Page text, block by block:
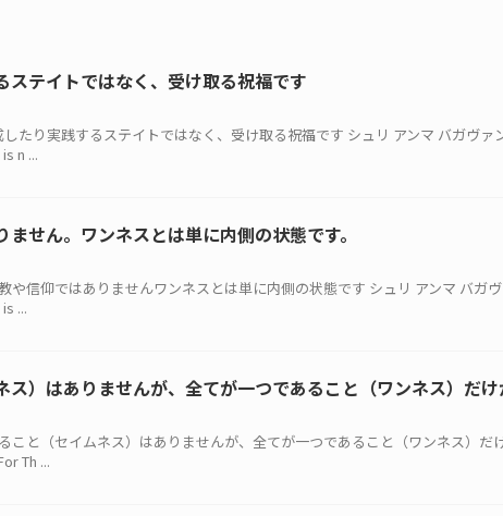
ステイトではなく、受け取る祝福です
たり実践するステイトではなく、受け取る祝福です シュリ アンマ バガヴァ
n ...
せん。ワンネスとは単に内側の状態です。
や信仰ではありませんワンネスとは単に内側の状態です シュリ アンマ バガ
...
）はありませんが、全てが一つであること（ワンネス）だけ
こと（セイムネス）はありませんが、全てが一つであること（ワンネス）だ
Th ...